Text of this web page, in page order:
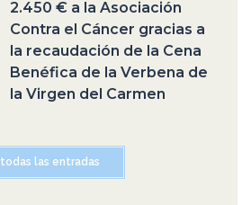
2.450 € a la Asociación
Contra el Cáncer gracias a
la recaudación de la Cena
Benéfica de la Verbena de
la Virgen del Carmen
todas las entradas